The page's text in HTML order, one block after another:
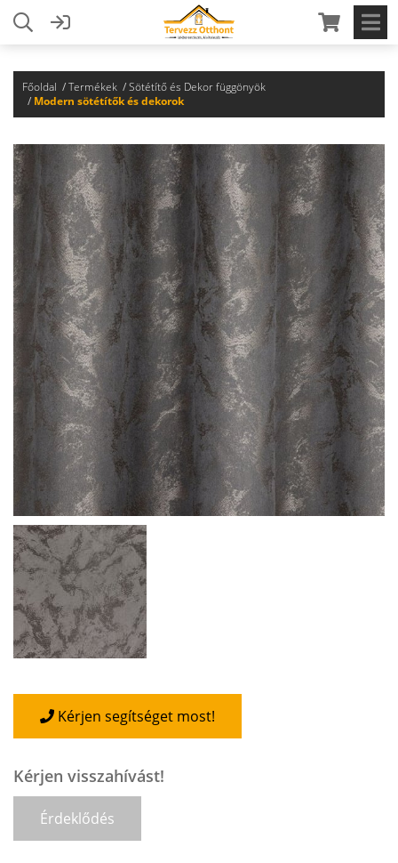
Főoldal Termékek
Sötétítő és Dekor függönyök
Modern sötétítők és dekorok
Kérjen segítséget most!
Kérjen visszahívást!
Érdeklődés